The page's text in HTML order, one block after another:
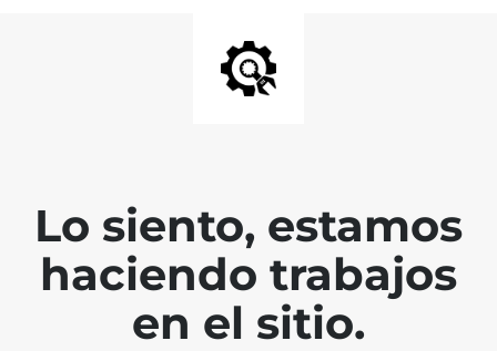
Lo siento, estamos
haciendo trabajos
en el sitio.